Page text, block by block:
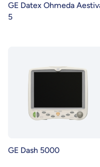
GE Datex Ohmeda
5
GE Dash 5000